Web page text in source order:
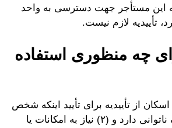
این مستأجر جهت دسترسی به واحد
تأییدیه لازم نیست.
چه منظوری استفاده
از تأییدیه برای تأیید اینکه شخص
دچار ناتوانی (۱) یک ناتوانی دارد و (۲) نیاز به امکانات یا